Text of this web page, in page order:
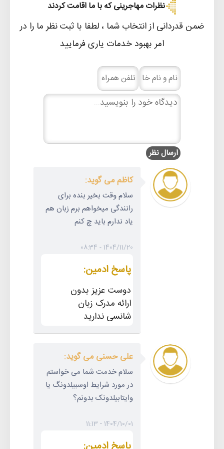
مالی دارید. به لیست زیر توجه کنید:
تمکن مورد نیاز برای اخذ ویزای تحصیلی؛ مقطع
تمکن مورد نیاز برای اخذ ویزای تحصیلی؛ مقطع
کارشناسی: 13095 یورو
تمکن مورد نیاز برای اخذ ویزای تحصیلی؛ مقطع
کارشناسی ارشد: 11904 یورو
تمکن مورد نیاز برای اخذ ویزای آوسبیلدونگ:
تمکن مالی
نظرات مهاجرینی که با ما اقامت کردند
ضمن قدردانی از انتخاب شما ، لطفا با ثبت نظر ما را در
امر بهبود خدمات یاری فرمایید
کاظم می گوید:
سلام وقت بخیر بنده برای
رانندگی میخواهم برم زبان هم
یاد ندارم باید چ کنم
1404/11/20 - 08:34
پاسخ ادمین:
دوست عزیز بدون
ارائه مدرک زبان
شانسی ندارید
علی حسنی می گوید:
سلام خدمت شما می خواستم
در مورد شرایط اوسبیلدونگ یا
وایتابیلدونک بدونم؟
1404/10/01 - 11:13